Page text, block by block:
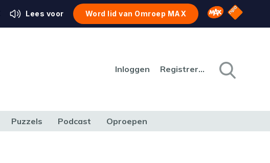
Lees voor Word lid van Omroep MAX Omroep MAX
NPO
Inloggen Registreren
Puzzels Podcast Oproepen